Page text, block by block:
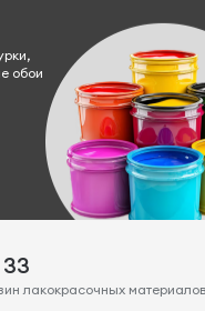
обои
лакокрасочных материалов